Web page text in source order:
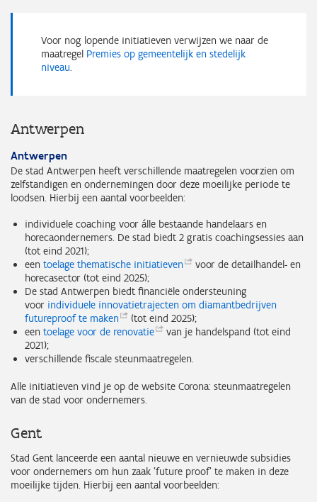
Voor nog lopende initiatieven verwijzen we naar de
maatregel Premies op gemeentelijk en stedelijk
niveau
Antwerpen
Antwerpen
De stad Antwerpen heeft verschillende maatregelen voorzien om
zelfstandigen en ondernemingen door deze moeilijke periode te
loodsen. Hierbij een aantal voorbeelden:
individuele coaching voor álle bestaande handelaars en
horecaondernemers. De stad biedt 2 gratis coachingsessies aan
(tot eind 2021);
een toelage thematische initiatieven
voor de detailhandel- en
horecasector (tot eind 2025);
De stad Antwerpen biedt financiële ondersteuning
voor individuele innovatietrajecten om diamantbedrijven
futureproof te maken
(tot eind 2025);
een toelage voor de renovatie
van je handelspand (tot eind
2021);
verschillende fiscale steunmaatregelen.
Alle initiatieven vind je op de website Corona: steunmaatregelen
van de stad voor ondernemers.
Gent
Stad Gent lanceerde een aantal nieuwe en vernieuwde subsidies
voor ondernemers om hun zaak 'future proof' te maken in deze
moeilijke tijden. Hierbij een aantal voorbeelden: